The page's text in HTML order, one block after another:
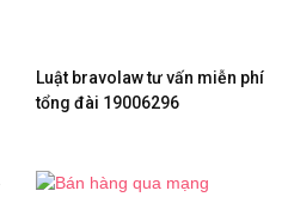
Luật bravolaw tư vấn miễn phí
tổng đài 19006296